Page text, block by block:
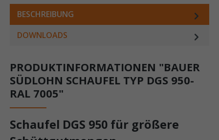
BESCHREIBUNG
DOWNLOADS
PRODUKTINFORMATIONEN "BAUER
SÜDLOHN SCHAUFEL TYP DGS 950-
RAL 7005"
Schaufel DGS 950 für größere